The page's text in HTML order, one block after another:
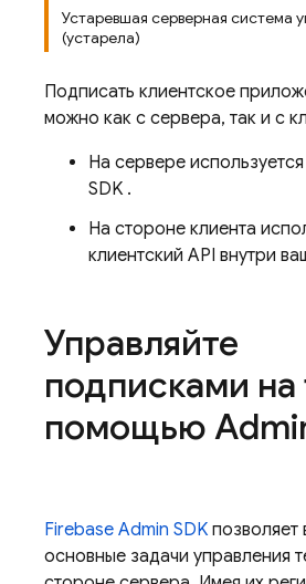
Устаревшая серверная система
(устарела)
Подписать клиентское
можно как с сервера, так и с
На сервере используется
SDK .
На стороне клиента
клиентский API внутри
Управляйте
подписками
помощью
Firebase Admin SDK позволяет
основные задачи управления